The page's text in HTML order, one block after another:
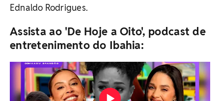
Ednaldo Rodrigues.
Assista ao 'De Hoje a Oito', podcast de
entretenimento do Ibahia: